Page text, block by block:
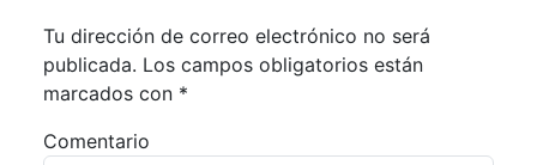
Tu dirección de correo electrónico no será
publicada. Los campos obligatorios están
marcados con *
Comentario